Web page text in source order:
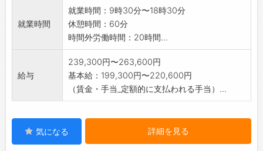
就業時間
就業時間：9時30分〜18時30分
休憩時間：60分
時間外労働時間：20時間...
給与
239,300円〜263,600円
基本給：199,300円〜220,600円
（賃金・手当_定額的に支払われる手当）...
気になる 詳細を見る